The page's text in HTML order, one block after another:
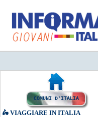
COMUNI D'ITALIA
🛵 VIAGGIARE IN ITALIA